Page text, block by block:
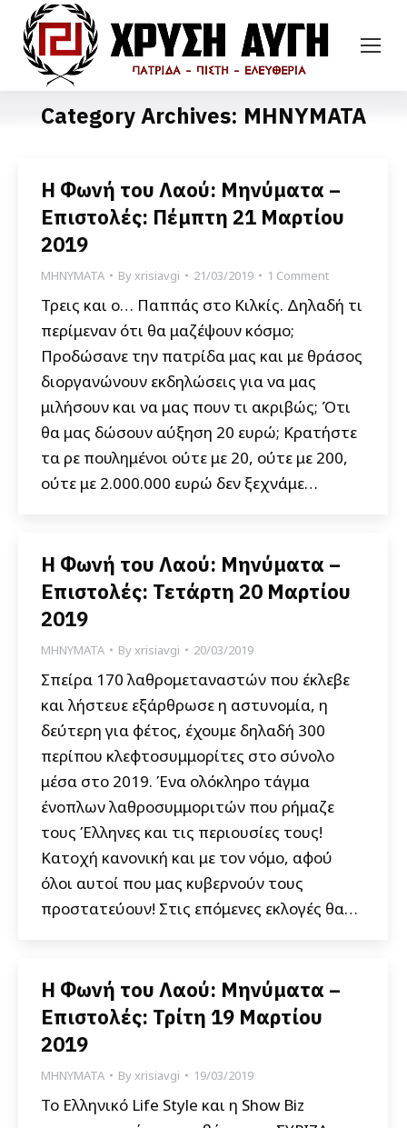
Category Archives: ΜΗΝΥΜΑΤΑ
Η Φωνή του Λαού: Μηνύματα –
Επιστολές: Πέμπτη 21 Μαρτίου
2019
ΜΗΝΥΜΑΤΑ Byxrisiavgi 21/03/2019 1 Comment
Τρεις και ο… Παππάς στο Κιλκίς. Δηλαδή τι
περίμεναν ότι θα μαζέψουν κόσμο;
Προδώσανε την πατρίδα μας και με θράσος
διοργανώνουν εκδηλώσεις για να μας
μιλήσουν και να μας πουν τι ακριβώς; Ότι
θα μας δώσουν αύξηση 20 ευρώ; Κρατήστε
τα ρε πουλημένοι ούτε με 20, ούτε με 200,
ούτε με 2.000.000 ευρώ δεν ξεχνάμε…
Η Φωνή του Λαού: Μηνύματα –
Επιστολές: Τετάρτη 20 Μαρτίου
2019
ΜΗΝΥΜΑΤΑ Byxrisiavgi 20/03/2019
Σπείρα 170 λαθρομεταναστών που έκλεβε
και λήστευε εξάρθρωσε η αστυνομία, η
δεύτερη για φέτος, έχουμε δηλαδή 300
περίπου κλεφτοσυμμορίτες στο σύνολο
μέσα στο 2019. Ένα ολόκληρο τάγμα
ένοπλων λαθροσυμμοριτών που ρήμαζε
τους Έλληνες και τις περιουσίες τους!
Κατοχή κανονική και με τον νόμο, αφού
όλοι αυτοί που μας κυβερνούν τους
προστατεύουν! Στις επόμενες εκλογές θα…
Η Φωνή του Λαού: Μηνύματα –
Επιστολές: Τρίτη 19 Μαρτίου
2019
ΜΗΝΥΜΑΤΑ Byxrisiavgi 19/03/2019
Το Ελληνικό Life Style και η Show Biz